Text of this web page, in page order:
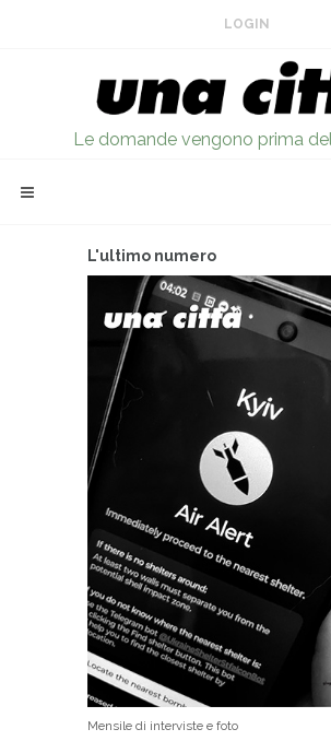
LOGIN
Le domande vengono prima
L'ultimo numero
Mensile di interviste e foto